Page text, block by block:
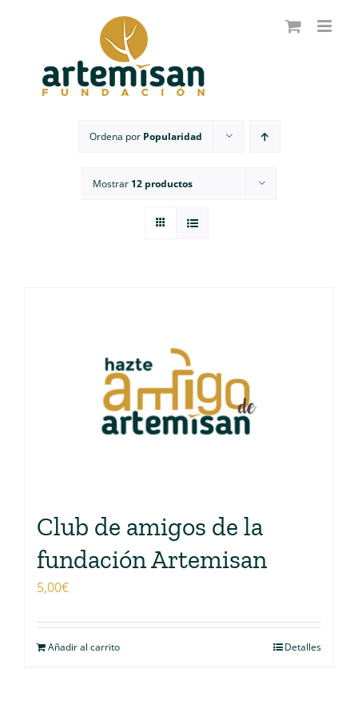
Ordena por Popularidad
Mostrar 12 productos
Club de amigos de la
fundación Artemisan
5,00€
Añadir al carrito Detalles